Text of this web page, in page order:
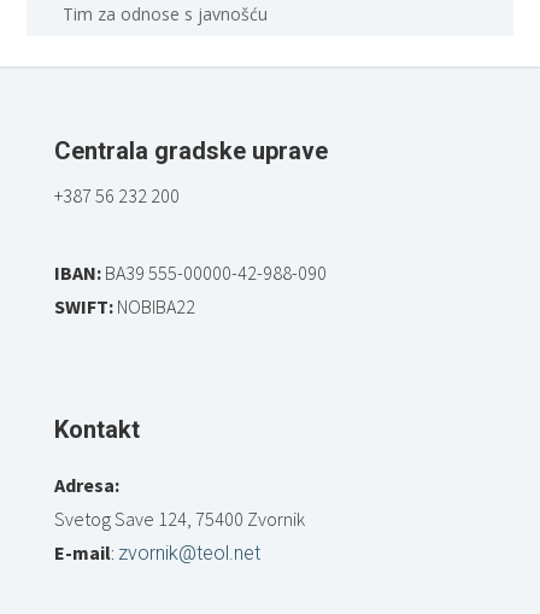
Tim za odnose s javnošću
Centrala gradske uprave
+387 56 232 200
IBAN:BA39 555-00000-42-988-090
SWIFT:NOBIBA22
Kontakt
Adresa:
Svetog Save 124, 75400 Zvornik
E-mail: zvornik@teol.net